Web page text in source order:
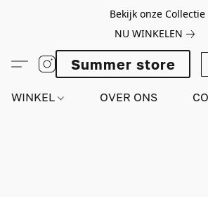
Bekijk onze Collectie
NU WINKELEN
Summer store
WINKEL OVER ONS